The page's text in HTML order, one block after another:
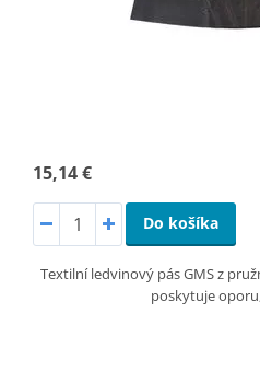
15,14 €
Do košíka
Textilní ledvinový pás GMS z
poskytuje